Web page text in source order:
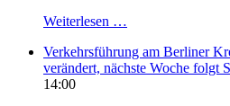
Weiterlesen …
Verkehrsführung am Berliner
verändert, nächste Woche folgt
14:00